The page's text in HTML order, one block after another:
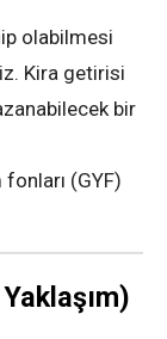
olabilmesi
Kira getirisi
bir
(GYF)